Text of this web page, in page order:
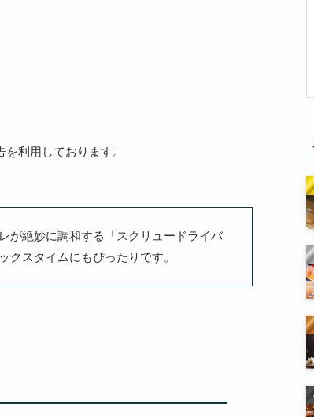
利用しております。
が絶妙に調和する「スクリュードライバ
スタイムにもぴったりです。